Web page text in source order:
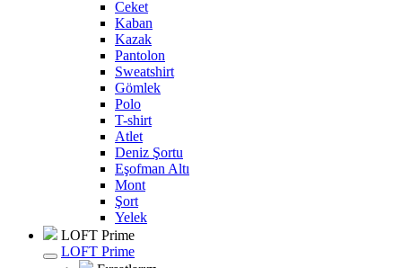
Ceket
Kaban
Kazak
Pantolon
Sweatshirt
Gömlek
Polo
T-shirt
Atlet
Deniz Şortu
Eşofman Altı
Mont
Şort
Yelek
LOFT Prime
LOFT Prime